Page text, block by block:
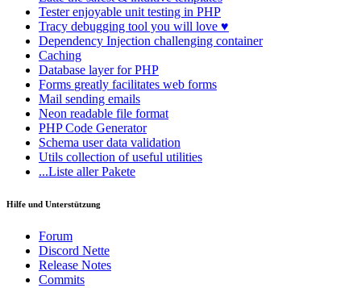
Testerenjoyable unit testing in PHP
Tracy debugging tool you will love ♥
Dependency Injection challenging container
Caching
Database layer for PHP
Forms greatly facilitates web forms
Mail sending emails
Neon readable file format
PHP Code Generator
Schema user data validation
Utils collection of useful utilities
...Liste aller Pakete
Hilfe und Unterstützung
Forum
Discord Nette
Release Notes
Commits